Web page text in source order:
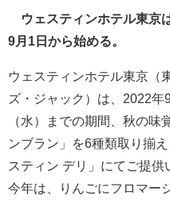
ウェスティンホテル東京
9月1日から始める。
ウェスティンホテル東京（
ズ・ジャック）は、2022年
（水）までの期間、秋の
ンブラン」を6種類取り揃
スティン デリ」にてご提供
今年は、りんごにフロマー